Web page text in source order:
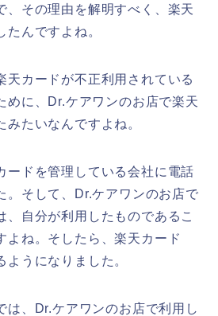
、その理由を解明すべく、楽天
たんですよね。
天カードが不正利用されている
めに、Dr.ケアワンのお店で楽天
みたいなんですよね。
ードを管理している会社に電話
。そして、Dr.ケアワンのお店で
、自分が利用したものであるこ
よね。そしたら、楽天カード
うになりました。
は、Dr.ケアワンのお店で利用し